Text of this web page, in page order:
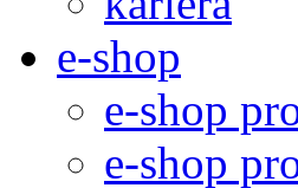
e-shop
e-shop
e-shop